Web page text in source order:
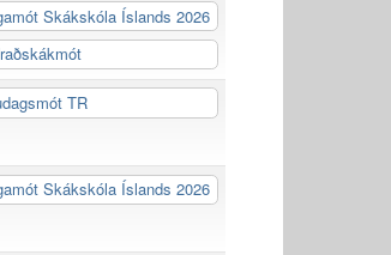
Skákskóla Íslands 2026
TR
Skákskóla Íslands 2026